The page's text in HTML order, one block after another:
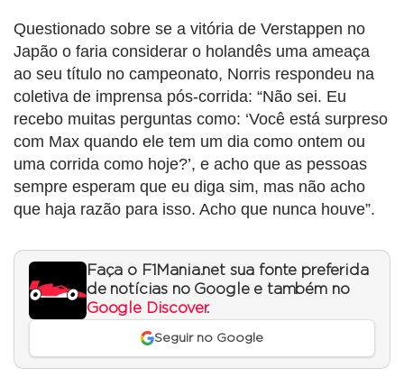
Questionado sobre se a vitória de Verstappen no
Japão o faria considerar o holandês uma ameaça
ao seu título no campeonato, Norris respondeu na
coletiva de imprensa pós-corrida: “Não sei. Eu
recebo muitas perguntas como: ‘Você está surpreso
com Max quando ele tem um dia como ontem ou
uma corrida como hoje?’, e acho que as pessoas
sempre esperam que eu diga sim, mas não acho
que haja razão para isso. Acho que nunca houve”.
Faça o F1Mania.net sua fonte preferida
de notícias no Google e também no
Google Discover.
Seguir no Google